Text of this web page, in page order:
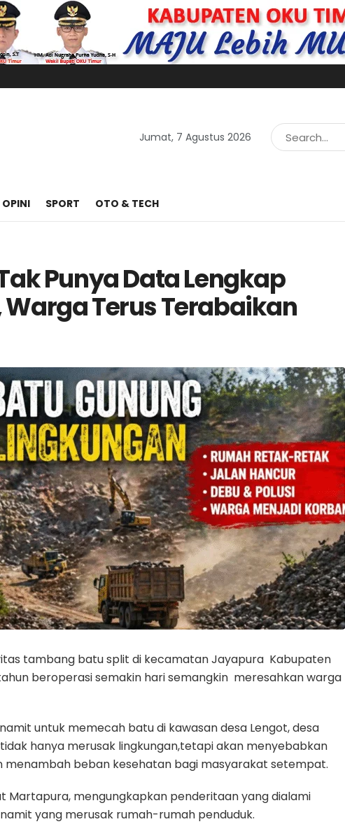
Jumat, 7 Agustus 2026
OPINI SPORT OTO & TECH
Punya Data Lengkap
Terus Terabaikan
tambang batu split di kecamatan Jayapura Kabupaten
beroperasi semakin hari semangkin meresahkan warga
untuk memecah batu di kawasan desa Lengot, desa
hanya merusak lingkungan,tetapi akan menyebabkan
menambah beban kesehatan bagi masyarakat setempat.
Martapura, mengungkapkan penderitaan yang dialami
yang merusak rumah-rumah penduduk.